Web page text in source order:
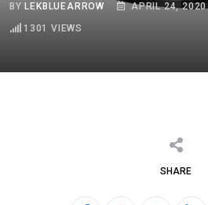
BYLEKBLUEARROW APRIL 24, 2020
1301 VIEWS
SHARE